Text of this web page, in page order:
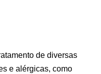
de diversas
e alérgicas, como